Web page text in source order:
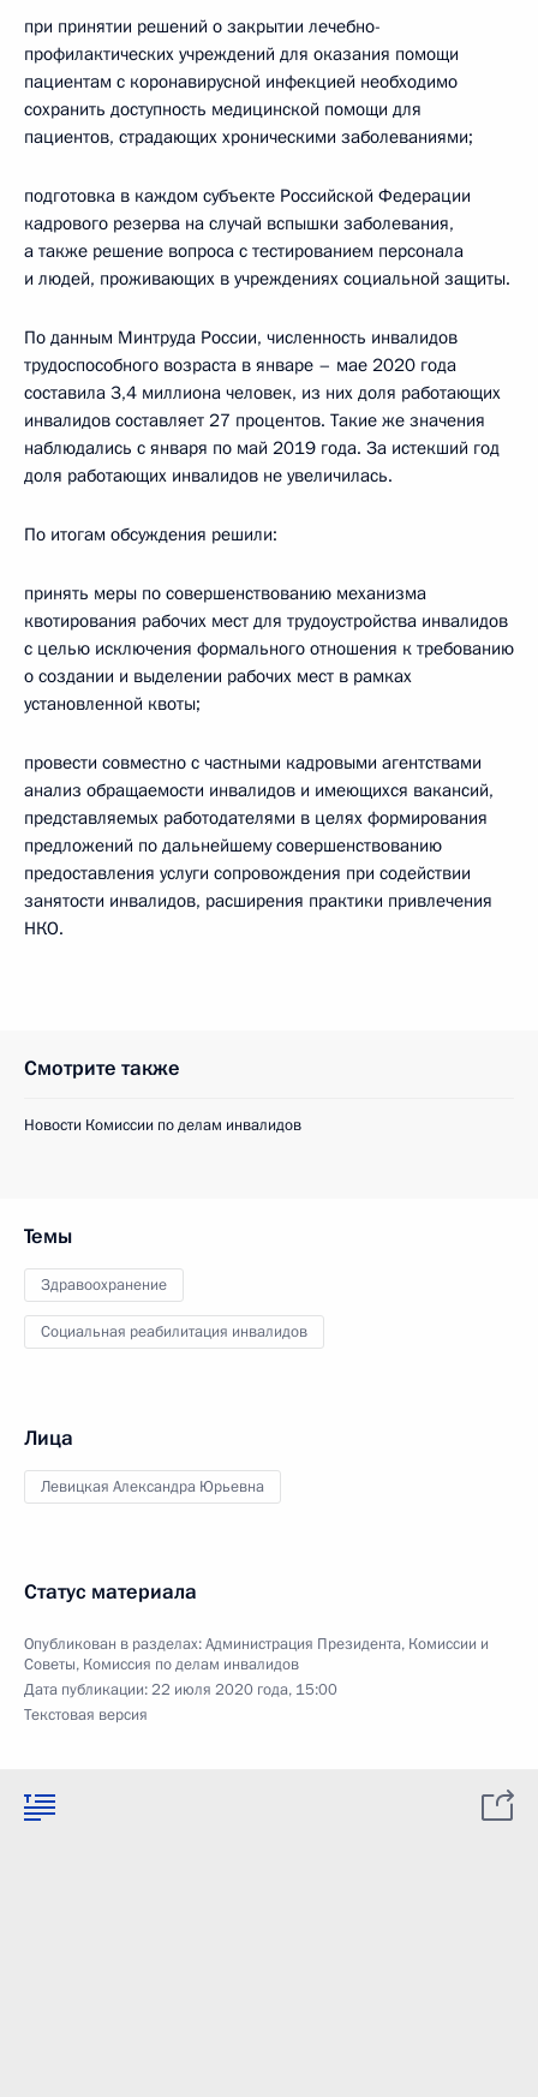
при принятии решений о закрытии лечебно-
профилактических учреждений для оказания помощи
пациентам с коронавирусной инфекцией необходимо
сохранить доступность медицинской помощи для
пациентов, страдающих хроническими заболеваниями;
подготовка в каждом субъекте Российской Федерации
кадрового резерва на случай вспышки заболевания,
а также решение вопроса с тестированием персонала
и людей, проживающих в учреждениях социальной защиты.
По данным Минтруда России, численность инвалидов
трудоспособного возраста в январе – мае 2020 года
составила 3,4 миллиона человек, из них доля работающих
инвалидов составляет 27 процентов. Такие же значения
наблюдались с января по май 2019 года. За истекший год
доля работающих инвалидов не увеличилась.
По итогам обсуждения решили:
принять меры по совершенствованию механизма
квотирования рабочих мест для трудоустройства инвалидов
с целью исключения формального отношения к требованию
о создании и выделении рабочих мест в рамках
установленной квоты;
провести совместно с частными кадровыми агентствами
анализ обращаемости инвалидов и имеющихся вакансий,
представляемых работодателями в целях формирования
предложений по дальнейшему совершенствованию
предоставления услуги сопровождения при содействии
занятости инвалидов, расширения практики привлечения
НКО.
Смотрите также
Новости Комиссии по делам инвалидов
Темы
Здравоохранение
Социальная реабилитация инвалидов
Лица
Левицкая Александра Юрьевна
Статус материала
Опубликован в разделах:Администрация Президента, Комиссии и
Советы, Комиссия по делам инвалидов
Дата публикации:22 июля 2020 года, 15:00
Текстовая версия